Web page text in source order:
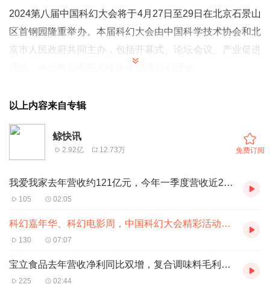
2024第八届中国科幻大会将于4月27日至29日在北京石景山
区首钢园隆重举办。本届科幻大会由中国科学技术协会和北
京市人民政府共同主办，包括开幕式、论坛会议、产业促进
4月27日上午，开幕式将在首钢一高炉SoReal科幻乐园举
办。开幕式中，环绕式LED显示、裸眼3D、实时动捕、数
字人等前沿视觉体验技术将得到广泛应用，能够让与会嘉宾
身临其境地感受到太空探索的刺激与乐趣。
中国科幻研究中心、南方科技大学科学与人类想象力研究中
心将共同发布《2024中国科幻产业报告》，全面分析当前
引；同时，科幻知名作家、导演、企业、机构、高校等部门
发展。
以上内容来自专辑
鲸快讯
2.92亿 12.73万 免费订阅
我爱我家去年营收约121亿元，今年一季度营收近28亿元
105 02:05
科幻嘉年华、科幻电影周，中国科幻大会精彩活动抢先看
130 07:07
宝立食品去年营收净利同比双增，复合调味料毛利率为21.17%
225 02:44